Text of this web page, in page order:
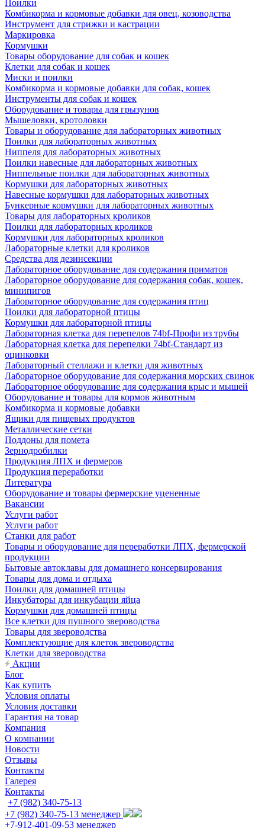
Поилки
Комбикорма и кормовые добавки для овец, козоводства
Инструмент для стрижки и кастрации
Маркировка
Кормушки
Товары оборудование для собак и кошек
Клетки для собак и кошек
Миски и поилки
Комбикорма и кормовые добавки для собак, кошек
Инструменты для собак и кошек
Оборудование и товары для грызунов
Мышеловки, кротоловки
Товары и оборудование для лабораторных животных
Поилки для лабораторных животных
Ниппеля для лабораторных животных
Поилки навесные для лабораторных животных
Ниппельные поилки для лабораторных животных
Кормушки для лабораторных животных
Навесные кормушки для лабораторных животных
Бункерные кормушки для лабораторных животных
Товары для лабораторных кроликов
Поилки для лабораторных кроликов
Кормушки для лабораторных кроликов
Лабораторные клетки для кроликов
Средства для дезинсекции
Лабораторное оборудование для содержания приматов
Лабораторное оборудование для содержания собак, кошек,
минипигов
Лабораторное оборудование для содержания птиц
Поилки для лабораторной птицы
Кормушки для лабораторной птицы
Лабораторная клетка для перепелов 74bf-Профи из трубы
Лабораторная клетка для перепелки 74bf-Стандарт из
оцинковки
Лабораторный стеллажи и клетки для животных
Лабораторное оборудование для содержания морских свинок
Лабораторное оборудование для содержания крыс и мышей
Оборудование и товары для кормов животным
Комбикорма и кормовые добавки
Ящики для пищевых продуктов
Металлические сетки
Поддоны для помета
Зернодробилки
Продукция ЛПХ и фермеров
Продукция переработки
Литература
Оборудование и товары фермерские уцененные
Вакансии
Услуги работ
Услуги работ
Станки для работ
Товары и оборудование для переработки ЛПХ, фермерской
продукции
Бытовые автоклавы для домашнего консервирования
Товары для дома и отдыха
Поилки для домашней птицы
Инкубаторы для инкубации яйца
Кормушки для домашней птицы
Все клетки для пушного звероводства
Товары для звероводства
Комплектующие для клеток звероводства
Клетки для звероводства
Акции
Блог
Как купить
Условия оплаты
Условия доставки
Гарантия на товар
Компания
О компании
Новости
Отзывы
Контакты
Галерея
Контакты
+7 (982) 340-75-13
+7 (982) 340-75-13 менеджер
+7-912-401-09-53 менеджер